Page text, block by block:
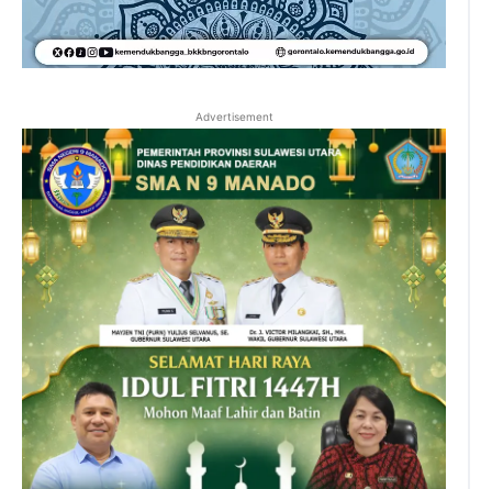
Advertisement